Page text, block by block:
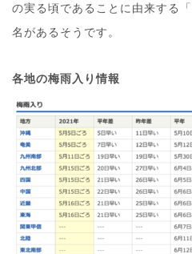
の実る頃であることに由来する「
名があるそうです。
各地の梅雨入り情報